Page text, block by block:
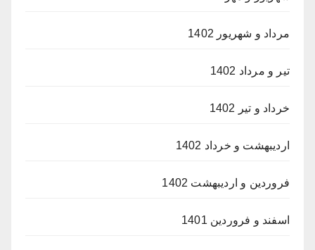
مرداد و شهریور 1402
تیر و مرداد 1402
خرداد و تیر 1402
اردیبهشت و خرداد 1402
فروردین و اردیبهشت 1402
اسفند و فروردین 1401